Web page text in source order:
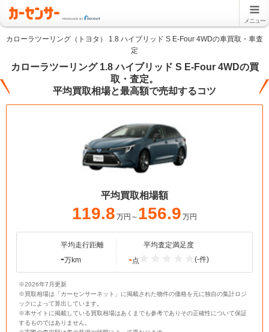
メニュー
カローラツーリング（トヨタ） 1.8 ハイブリッド S E-Four 4WDの車買取・車査
定
カローラツーリング 1.8 ハイブリッド S E-Four 4WDの買
取・査定。
平均買取相場と最高額で売却するコツ
平均買取相場額
119.8 万円～ 156.9 万円
平均走行距離
-万km
平均査定満足度
-点 (-件)
※2026年7月更新
※買取相場は「カーセンサーネット」に掲載された物件の価格を元に独自の集計ロジ
ックによって算出しています。
※本サイトに掲載している買取相場はあくまでも参考でありその正確性について保証
するものではありません。